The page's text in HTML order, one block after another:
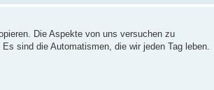
Die Aspekte von uns versuchen zu
sind die Automatismen, die wir jeden Tag leben.